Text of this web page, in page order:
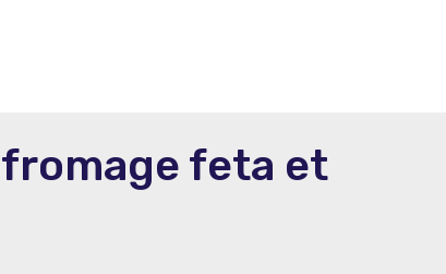
feta et